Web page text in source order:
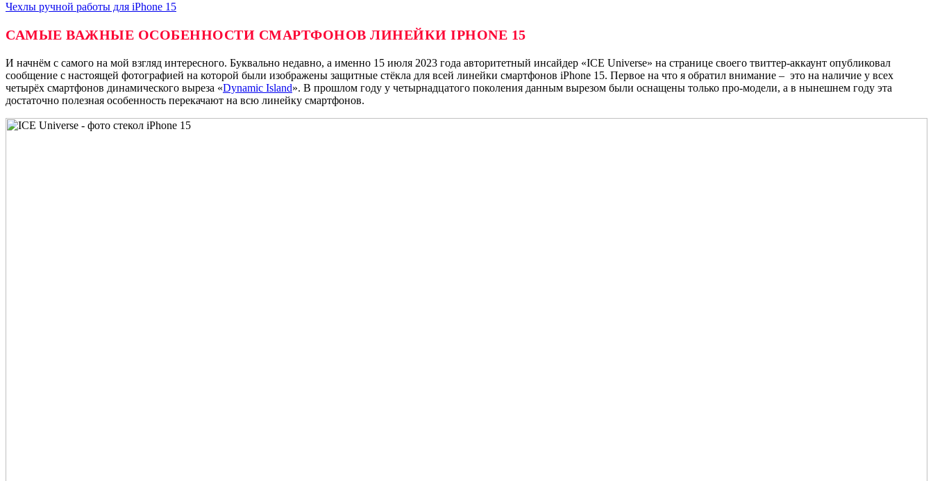
Чехлы ручной работы для iPhone 15
САМЫЕ ВАЖНЫЕ ОСОБЕННОСТИ СМАРТФОНОВ ЛИНЕЙКИ IPHONE 15
И начнём с самого на мой взгляд интересного. Буквально недавно, а именно 15 июля 2023 года авторитетный инсайдер «ICE Universe» на странице своего твиттер-аккаунт опубликовал
сообщение с настоящей фотографией на которой были изображены защитные стёкла для всей линейки смартфонов iPhone 15. Первое на что я обратил внимание – это на наличие у всех
четырёх смартфонов динамического выреза «Dynamic Island». В прошлом году у четырнадцатого поколения данным вырезом были оснащены только про-модели, а в нынешнем году эта
достаточно полезная особенность перекачают на всю линейку смартфонов.